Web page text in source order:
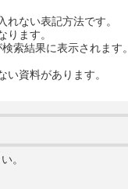
ない表記方法です。
ます。
索結果に表示されます。
資料があります。
。